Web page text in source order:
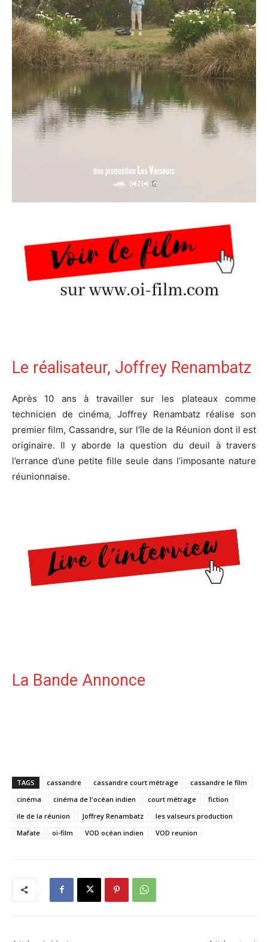
Le réalisateur, Joffrey Renambatz
Après 10 ans à travailler sur les plateaux comme
technicien de cinéma, Joffrey Renambatz réalise son
premier film, Cassandre, sur l’île de la Réunion dont il est
originaire. Il y aborde la question du deuil à travers
l’errance d’une petite fille seule dans l’imposante nature
réunionnaise.
La Bande Annonce
TAGS cassandre cassandre court métrage
cassandre le film
cinéma
cinéma de l'océan indien court métrage
fiction
ile de la réunion
Joffrey Renambatz
les valseurs production
Mafate
oi-film VOD océan indien VOD reunion